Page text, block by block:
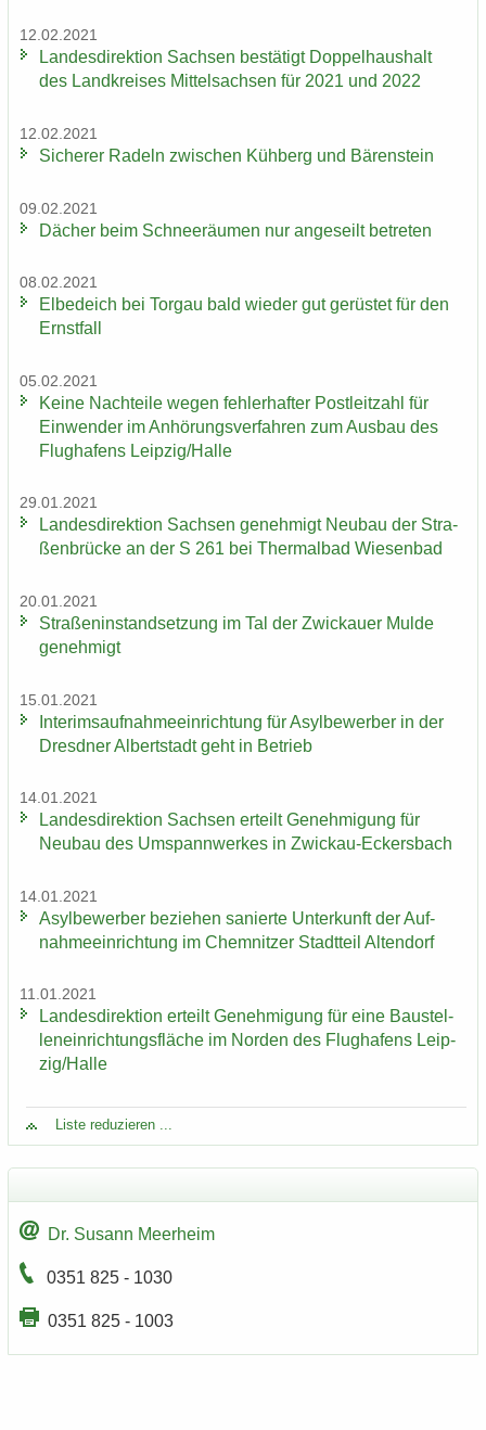
12.02.2021
Lan­des­di­rek­ti­on Sach­sen be­stä­tigt Dop­pel­haus­halt
des Land­krei­ses Mit­tel­sach­sen für 2021 und 2022
12.02.2021
Si­che­rer Ra­deln zwi­schen Küh­berg und Bä­ren­stein
09.02.2021
Dä­cher beim Schnee­räu­men nur an­ge­seilt be­tre­ten
08.02.2021
El­be­deich bei Tor­gau bald wie­der gut ge­rüs­tet für den
Ernst­fall
05.02.2021
Keine Nach­tei­le wegen feh­ler­haf­ter Post­leit­zahl für
Ein­wen­der im An­hö­rungs­ver­fah­ren zum Aus­bau des
Flug­ha­fens Leip­zig/Halle
29.01.2021
Lan­des­di­rek­ti­on Sach­sen ge­neh­migt Neu­bau der Stra­
ßen­brü­cke an der S 261 bei Ther­mal­bad Wie­sen­bad
20.01.2021
Stra­ßen­in­stand­set­zung im Tal der Zwi­ckau­er Mulde
ge­neh­migt
15.01.2021
In­te­rims­auf­nah­me­ein­rich­tung für Asyl­be­wer­ber in der
Dresd­ner Al­bert­stadt geht in Be­trieb
14.01.2021
Lan­des­di­rek­ti­on Sach­sen er­teilt Ge­neh­mi­gung für
Neu­bau des Um­spann­wer­kes in Zwickau-​Eckersbach
14.01.2021
Asyl­be­wer­ber be­zie­hen sa­nier­te Un­ter­kunft der Auf­
nah­me­ein­rich­tung im Chem­nit­zer Stadt­teil Al­ten­dorf
11.01.2021
Lan­des­di­rek­ti­on er­teilt Ge­neh­mi­gung für eine Bau­stel­
len­ein­rich­tungs­flä­che im Nor­den des Flug­ha­fens Leip­
zig/Halle
Liste re­du­zie­ren ...
Dr. Su­sann Meer­heim
0351 825 - 1030
0351 825 - 1003